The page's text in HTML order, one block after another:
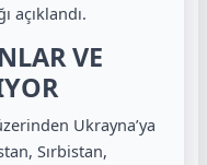
açıklandı.
VE
Ukrayna’ya
Sırbistan,